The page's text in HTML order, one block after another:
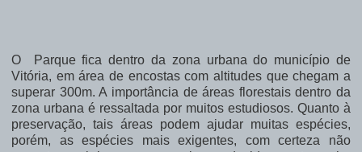
O Parque fica dentro da zona urbana do município de
Vitória, em área de encostas com altitudes que chegam a
superar 300m. A importância de áreas florestais dentro da
zona urbana é ressaltada por muitos estudiosos. Quanto à
preservação, tais áreas podem ajudar muitas espécies,
porém, as espécies mais exigentes, com certeza não